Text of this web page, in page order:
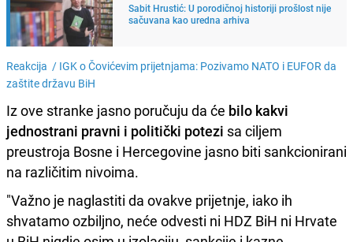
Sabit Hrustić: U porodičnoj historiji prošlost nije
sačuvana kao uredna arhiva
Reakcija / IGK o Čovićevim prijetnjama: Pozivamo NATO i EUFOR da
zaštite državu BiH
Iz ove stranke jasno poručuju da će bilo kakvi
jednostrani pravni i politički potezi sa ciljem
preustroja Bosne i Hercegovine jasno biti sankcionirani
na različitim nivoima.
"Važno je naglastiti da ovakve prijetnje, iako ih
shvatamo ozbiljno, neće odvesti ni HDZ BiH ni Hrvate